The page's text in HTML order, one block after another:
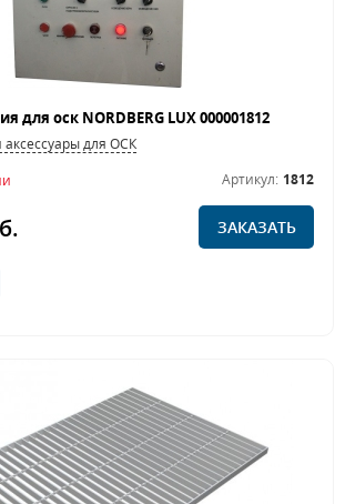
для оск NORDBERG LUX 000001812
аксессуары для ОСК
Артикул: 1812
ЗАКАЗАТЬ